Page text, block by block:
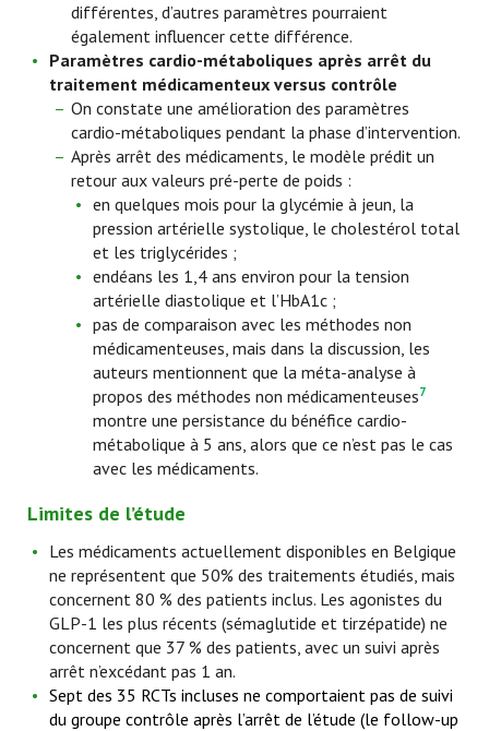
différentes, d’autres paramètres pourraient
également influencer cette différence.
Paramètres cardio-métaboliques après arrêt du
traitement médicamenteux versus contrôle
On constate une amélioration des paramètres
cardio-métaboliques pendant la phase d’intervention.
Après arrêt des médicaments, le modèle prédit un
retour aux valeurs pré-perte de poids :
en quelques mois pour la glycémie à jeun, la
pression artérielle systolique, le cholestérol total
et les triglycérides ;
endéans les 1,4 ans environ pour la tension
artérielle diastolique et l’HbA1c ;
pas de comparaison avec les méthodes non
médicamenteuses, mais dans la discussion, les
auteurs mentionnent que la méta-analyse à
propos des méthodes non médicamenteuses7
montre une persistance du bénéfice cardio-
métabolique à 5 ans, alors que ce n’est pas le cas
avec les médicaments.
Limites de l’étude
Les médicaments actuellement disponibles en Belgique
ne représentent que 50% des traitements étudiés, mais
concernent 80 % des patients inclus. Les agonistes du
GLP-1 les plus récents (sémaglutide et tirzépatide) ne
concernent que 37 % des patients, avec un suivi après
arrêt n’excédant pas 1 an.
Sept des 35 RCTs incluses ne comportaient pas de suivi
du groupe contrôle après l’arrêt de l’étude (le follow-up